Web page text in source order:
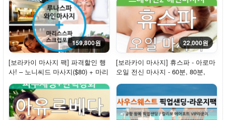
159,800원
[보라카이 마사지 팩] 파격할인 행
사! – 노니씨드 마사지($80) + 마리
스 스파 ...
22,000원
[보라카이 마사지] 휴스파 - 아로마
오일 전신 마사지 - 60분, 80분,
120분